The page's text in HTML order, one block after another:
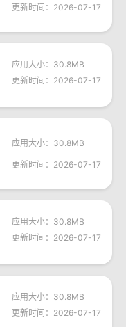
更新时间：2026-07-17
应用大小：30.8MB
更新时间：2026-07-17
应用大小：30.8MB
更新时间：2026-07-17
应用大小：30.8MB
更新时间：2026-07-17
应用大小：30.8MB
更新时间：2026-07-17